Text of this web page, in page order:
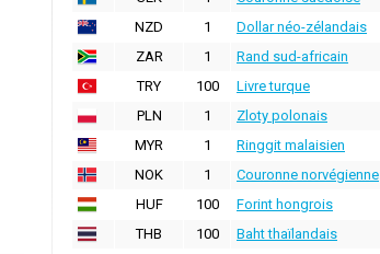
NZD
1 Dollar néo-zélandais
ZAR
1 Rand sud-africain
TRY
100 Livre turque
PLN
1 Zloty polonais
MYR
1 Ringgit malaisien
NOK
1 Couronne norvégienne
HUF
100 Forint hongrois
THB
100 Baht thaïlandais